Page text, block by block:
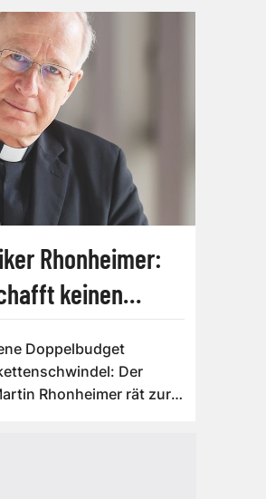
Rhonheimer:
keinen
Doppelbudget
Der
Rhonheimer rät zur